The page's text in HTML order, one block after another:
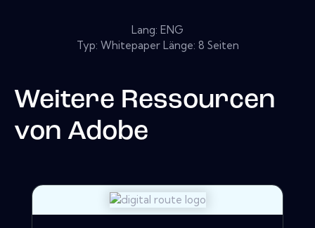
Lang: ENG
Typ: Whitepaper Länge: 8 Seiten
Weitere Ressourcen
von Adobe